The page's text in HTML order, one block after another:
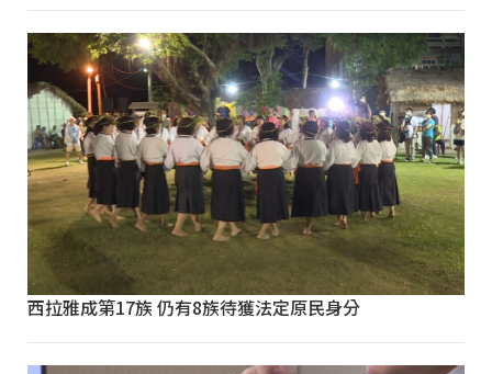
西拉雅成第17族 仍有8族待獲法定原民身分